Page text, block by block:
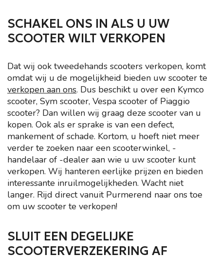
SCHAKEL ONS IN ALS U UW
SCOOTER WILT VERKOPEN
Dat wij ook tweedehands scooters verkopen, komt
omdat wij u de mogelijkheid bieden uw scooter te
verkopen aan ons. Dus beschikt u over een Kymco
scooter, Sym scooter, Vespa scooter of Piaggio
scooter? Dan willen wij graag deze scooter van u
kopen. Ook als er sprake is van een defect,
mankement of schade. Kortom, u hoeft niet meer
verder te zoeken naar een scooterwinkel, -
handelaar of -dealer aan wie u uw scooter kunt
verkopen. Wij hanteren eerlijke prijzen en bieden
interessante inruilmogelijkheden. Wacht niet
langer. Rijd direct vanuit Purmerend naar ons toe
om uw scooter te verkopen!
SLUIT EEN DEGELIJKE
SCOOTERVERZEKERING AF